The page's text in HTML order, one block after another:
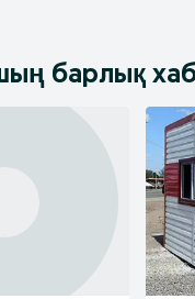
барлық